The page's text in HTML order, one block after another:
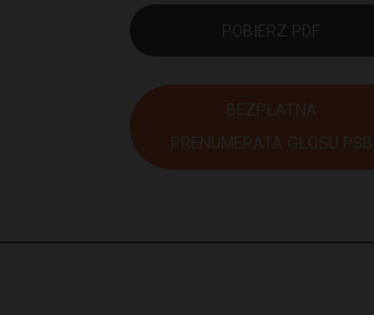
POBIERZ PDF
BEZPŁATNA
PRENUMERATA GŁOSU PSB